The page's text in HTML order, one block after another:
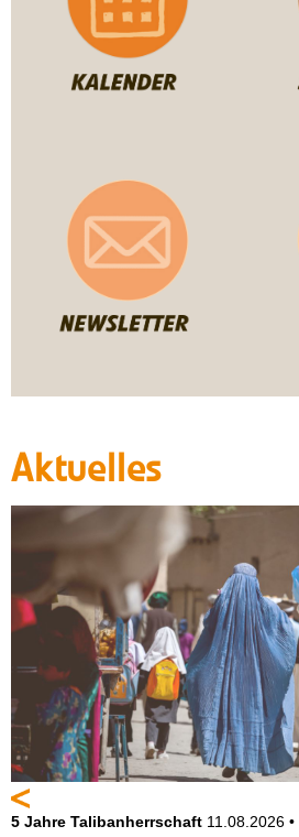
Aktuelles
5 Jahre Talibanherrschaft 11.08.2026 •